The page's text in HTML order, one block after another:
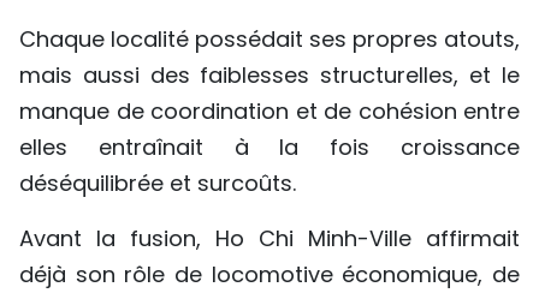
Chaque localité possédait ses propres atouts,
mais aussi des faiblesses structurelles, et le
manque de coordination et de cohésion entre
elles entraînait à la fois croissance
déséquilibrée et surcoûts.
Avant la fusion, Ho Chi Minh-Ville affirmait
déjà son rôle de locomotive économique, de